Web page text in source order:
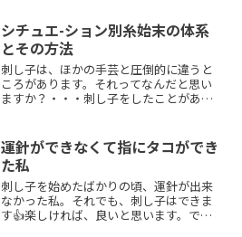
シチュエ-ション別糸始末の体系
とその方法
刺し子は、ほかの手芸と圧倒的に違うと
ころがあります。それってなんだと思い
ますか？・・・刺し子をしたことがある
運針ができなくて指にタコができ
た私
刺し子を始めたばかりの頃、運針が出来
なかった私。それでも、刺し子はできま
す👍楽しければ、良いと思います。で